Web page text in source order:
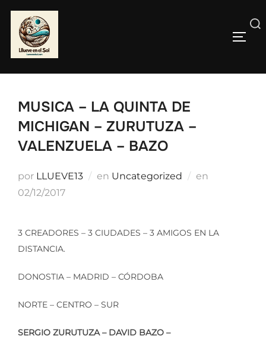
contenido
Buscar:
MUSICA – LA QUINTA DE
MICHIGAN – ZURUTUZA –
VALENZUELA – BAZO
por LLUEVE13 en Uncategorized en
02/12/2017
3 CREADORES – 3 CIUDADES – 3 AMIGOS EN LA
DISTANCIA.
DONOSTIA – MADRID – CÓRDOBA
NORTE – CENTRO – SUR
SERGIO ZURUTUZA – DAVID BAZO –